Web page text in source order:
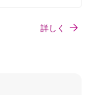
詳しく